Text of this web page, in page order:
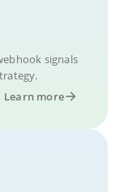
signals
Learn more